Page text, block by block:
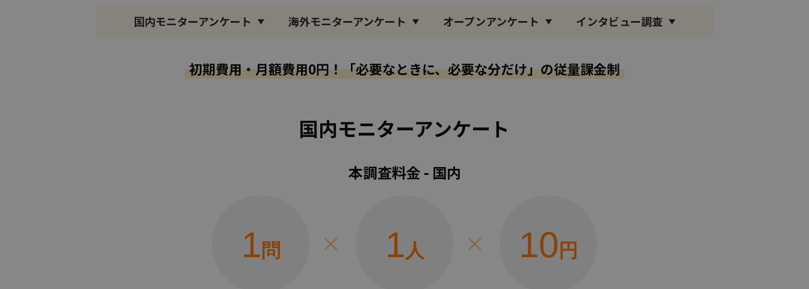
国内モニターアンケート 海外モニターアンケート オープンアンケート インタビュー調査
初期費用・月額費用0円！「必要なときに、必要な分だけ」の従量課金制
国内モニターアンケート
本調査料金 - 国内
1問 1人 10 円